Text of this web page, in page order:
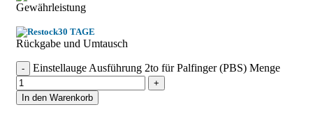
Gewährleistung
30 TAGE
Rückgabe und Umtausch
Einstellauge Ausführung 2to für Palfinger (PBS) Menge
In den Warenkorb